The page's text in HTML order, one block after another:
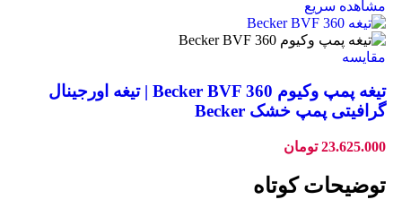
مشاهده سریع
مقایسه
تیغه پمپ وکیوم Becker BVF 360 | تیغه اورجینال
گرافیتی پمپ خشک Becker
23.625.000 تومان
توضیحات کوتاه